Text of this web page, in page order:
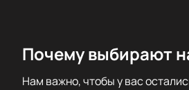
архитектурой и богатой
Почему выбирают
Нам важно, чтобы у вас